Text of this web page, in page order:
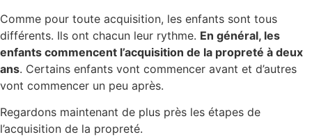
Comme pour toute acquisition, les enfants sont tous
différents. Ils ont chacun leur rythme. En général, les
enfants commencent l’acquisition de la propreté à deux
ans. Certains enfants vont commencer avant et d’autres
vont commencer un peu après.
Regardons maintenant de plus près les étapes de
l’acquisition de la propreté.